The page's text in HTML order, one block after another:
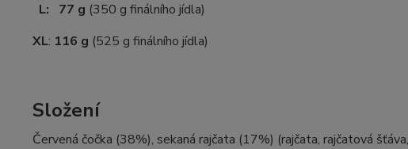
L: 77 g (350 g finálního jídla)
XL: 116 g (525 g finálního jídla)
Složení
Červená čočka (38%), sekaná rajčata (17%) (rajčata, rajčatová